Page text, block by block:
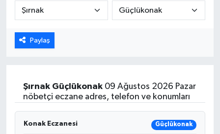
Paylaş
Şırnak Güçlükonak09 Ağustos 2026 Pazar
nöbetçi eczane adres, telefon ve konumları
Konak Eczanesi Güçlükonak
Spor